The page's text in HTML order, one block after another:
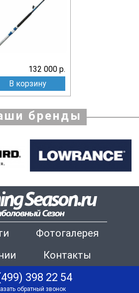
132 000 р.
В корзину
бренды
Фотогалерея
Контакты
398 22 54
обратный звонок